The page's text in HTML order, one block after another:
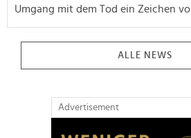
Umgang mit dem Tod ein Zeichen
ALLE NEWS
Advertisement